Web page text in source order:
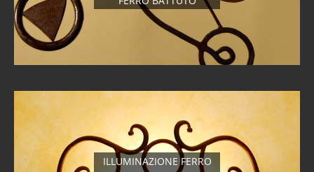
ILLUMINAZIONE FERRO